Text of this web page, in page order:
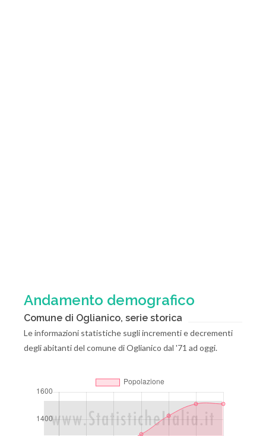
Andamento demografico
Comune di Oglianico, serie storica
Le informazioni statistiche sugli incrementi e decrementi
degli abitanti del comune di Oglianico dal '71 ad oggi.